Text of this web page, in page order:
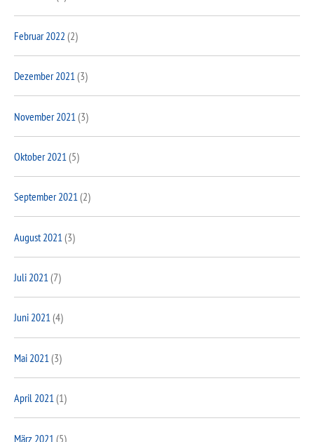
Februar 2022 (2)
Dezember 2021(3)
November 2021 (3)
Oktober 2021 (5)
September 2021(2)
August 2021 (3)
Juli 2021(7)
Juni 2021(4)
Mai 2021 (3)
April 2021(1)
März 2021 (5)